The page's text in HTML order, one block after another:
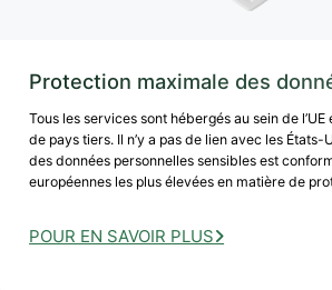
Protection maximale des
Tous les services sont hébergés au sein de l’UE
de pays tiers. Il n’y a pas de lien avec les États-
des données personnelles sensibles est
européennes les plus élevées en matière de
POUR EN SAVOIR PLUS